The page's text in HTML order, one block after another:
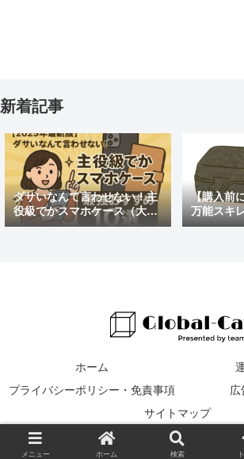
新着記事
ダサいなんて言わせない！主
役級でかスマホケース（大き
めの）最強おすすめ10選
【購入前
万能スキ
判まとめ
ホーム
プライバシーポリシー・免責事項
広
サイトマップ
© 2016 Global Cafe.
メニュー ホーム 検索